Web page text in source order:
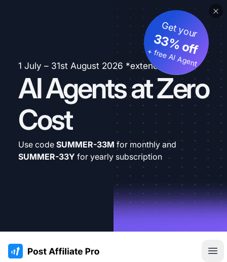
1 July – 31st August 2026 *extended
AI Agents at Zero
Cost
Get your
33% off
+ free AI Agent
Use code SUMMER-33M for monthly and
SUMMER-33Y for yearly subscription
:site.title